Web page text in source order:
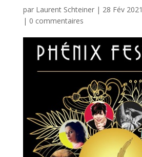
par Laurent Schteiner| 28 Fév 2021
| 0 commentaires